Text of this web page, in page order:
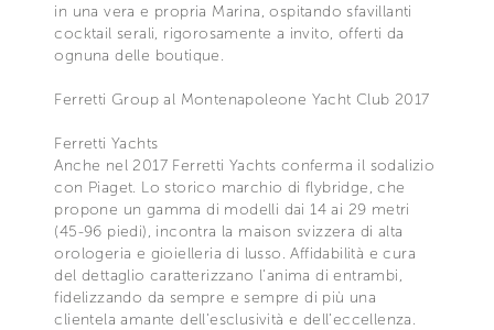
in una vera e propria Marina, ospitando sfavillanti
cocktail serali, rigorosamente a invito, offerti da
ognuna delle boutique.
Ferretti Group al Montenapoleone Yacht Club 2017
Ferretti Yachts
Anche nel 2017 Ferretti Yachts conferma il sodalizio
con Piaget. Lo storico marchio di flybridge, che
propone un gamma di modelli dai 14 ai 29 metri
(45-96 piedi), incontra la maison svizzera di alta
orologeria e gioielleria di lusso. Affidabilità e cura
del dettaglio caratterizzano l’anima di entrambi,
fidelizzando da sempre e sempre di più una
clientela amante dell’esclusività e dell’eccellenza.